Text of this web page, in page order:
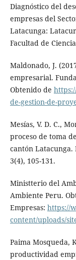
Diagnóstico del
empresas del
Latacunga:
Facultad de
Maldonado, J.
empresarial.
Obtenido de
de-gestion-de-
Mesías, V. D. C.,
proceso de toma
cantón Latacunga.
3(4), 105-131.
Ministterio del
Ambiente Peru.
Empresas: https://
content/uploads/
Paima Mosqueda,
productividad